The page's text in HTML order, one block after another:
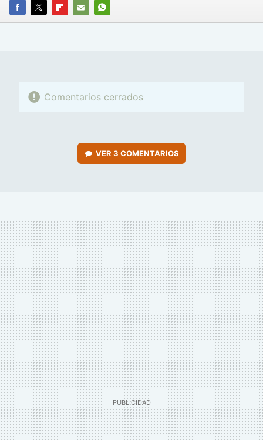
FACEBOOK
TWITTERFLIPBOARD
E-
WHATSAPP
Comentarios cerrados
VER 3 COMENTARIOS